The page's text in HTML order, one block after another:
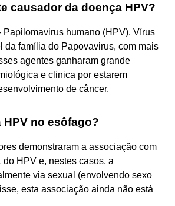
causador da doença HPV?
Papilomavirus humano (HPV). Vírus
da família do Papovavirus, com mais
agentes ganharam grande
e clinica por estarem
de câncer.
HPV no esôfago?
demonstraram a associação com
do HPV e, nestes casos, a
via sexual (envolvendo sexo
esta associação ainda não está